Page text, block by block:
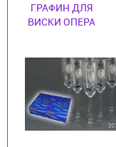
ГРАФИН ДЛЯ
ВИСКИ ОПЕРА